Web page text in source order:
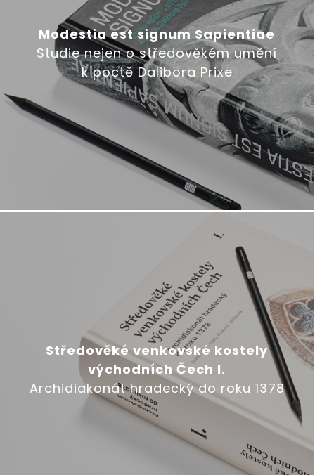
Modestia est signum Sapientiae
Studie nejen o středověkém umění
k poctě Dalibora Prixe
Středověké venkovské kostely
východních Čech I.
Archidiakonát hradecký do roku 1378